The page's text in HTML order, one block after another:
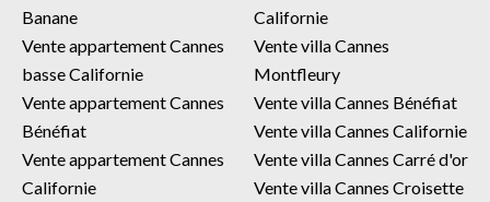
Banane
Vente appartement Cannes
basse Californie
Vente appartement Cannes
Bénéfiat
Vente appartement Cannes
Californie
Californie
Vente villa Cannes
Montfleury
Vente villa Cannes Bénéfiat
Vente villa Cannes Californie
Vente villa Cannes Carré d'or
Vente villa Cannes Croisette